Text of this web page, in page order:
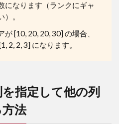
になります（ランクにギャ
）。
が [10, 20, 20, 30] の場合、
2, 2, 3] になります。
指定して他の列
法